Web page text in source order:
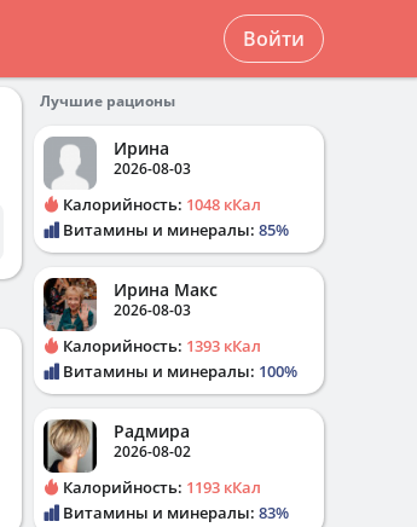
Войти
Лучшие рационы
Ирина
2026-08-03
Калорийность: 1048 кКал
Витамины и минералы: 85%
Ирина Макс
2026-08-03
Калорийность: 1393 кКал
Витамины и минералы: 100%
Радмира
2026-08-02
Калорийность: 1193 кКал
Витамины и минералы: 83%